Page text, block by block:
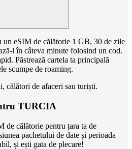
eSIM de călătorie 1 GB, 30 de zile
l în câteva minute folosind un cod.
Păstrează cartela ta principală
scumpe de roaming.
călători de afaceri sau turiști.
TURCIA
de călătorie pentru țara ta de
pachetului de date și perioada
și ești gata de plecare!